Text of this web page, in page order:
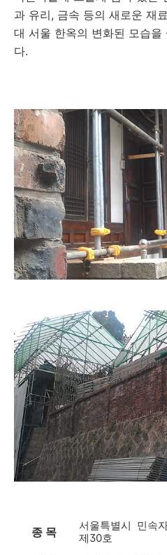
과 유리, 금속 등의 새로운 재
대 서울 한옥의 변화된 모습을
다.
종 목
서울특별시 민속
제30호